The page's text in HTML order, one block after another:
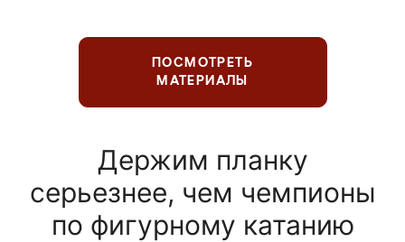
ПОСМОТРЕТЬ
МАТЕРИАЛЫ
Держим планку
серьезнее, чем чемпионы
по фигурному катанию